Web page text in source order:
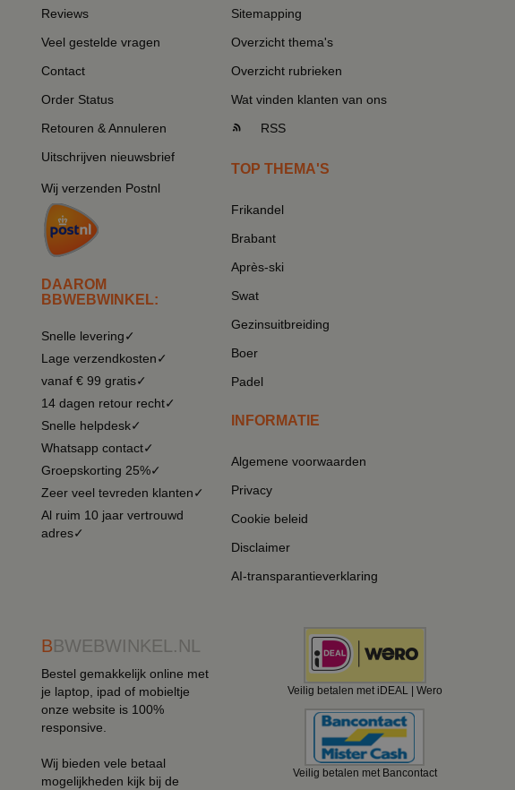
Reviews
Veel gestelde vragen
Contact
Order Status
Retouren & Annuleren
Uitschrijven nieuwsbrief
Wij verzenden Postnl
DAAROM
BBWEBWINKEL:
Snelle levering✓
Lage verzendkosten✓
vanaf € 99 gratis✓
14 dagen retour recht✓
Snelle helpdesk✓
Whatsapp contact✓
Groepskorting 25%✓
Zeer veel tevreden klanten✓
Al ruim 10 jaar vertrouwd
adres✓
Sitemapping
Overzicht thema's
Overzicht rubrieken
Wat vinden klanten van ons
RSS
TOP THEMA'S
Frikandel
Brabant
Après-ski
Swat
Gezinsuitbreiding
Boer
Padel
INFORMATIE
Algemene voorwaarden
Privacy
Cookie beleid
Disclaimer
AI-transparantieverklaring
BBWEBWINKEL.NL
Bestel gemakkelijk online met
je laptop, ipad of mobieltje
onze website is 100%
responsive.
Wij bieden vele betaal
mogelijkheden kijk bij de
Veilig betalen met iDEAL | Wero
Veilig betalen met Bancontact